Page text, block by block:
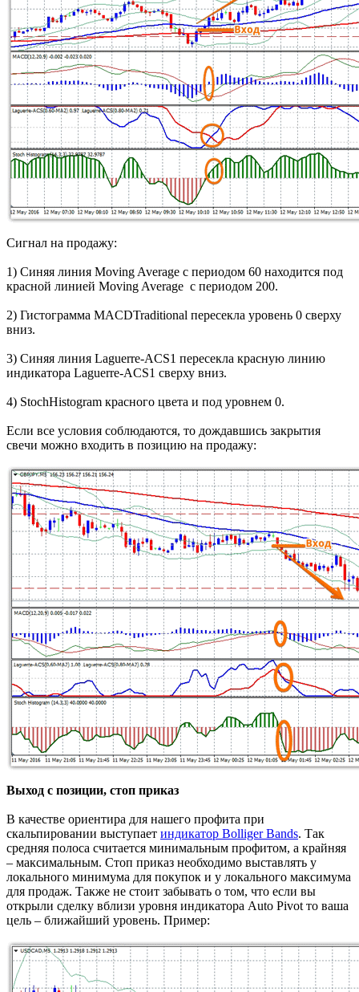
Сигнал на продажу:
1) Синяя линия Moving Average с периодом 60 находится под
красной линией Moving Average с периодом 200.
2) Гистограмма MACDTraditional пересекла уровень 0 сверху
вниз.
3) Синяя линия Laguerre-ACS1 пересекла красную линию
индикатора Laguerre-ACS1 сверху вниз.
4) StochHistogram красного цвета и под уровнем 0.
Если все условия соблюдаются, то дождавшись закрытия
свечи можно входить в позицию на продажу:
Выход с позиции, стоп приказ
В качестве ориентира для нашего профита при
скальпировании выступает индикатор Bolliger Bands. Так
средняя полоса считается минимальным профитом, а крайняя
– максимальным. Стоп приказ необходимо выставлять у
локального минимума для покупок и у локального максимума
для продаж. Также не стоит забывать о том, что если вы
открыли сделку вблизи уровня индикатора Auto Pivot то ваша
цель – ближайший уровень. Пример: